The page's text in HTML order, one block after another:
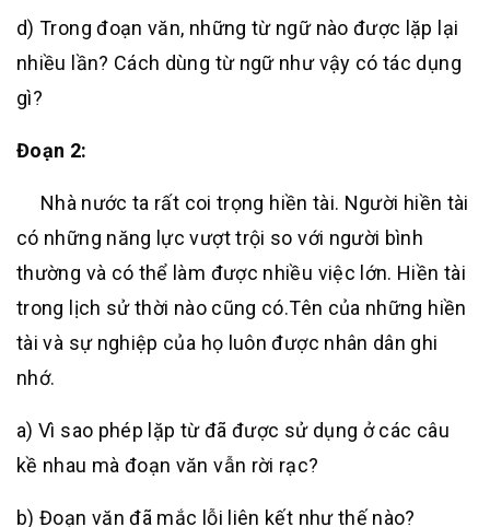
d) Trong đoạn văn, những từ ngữ nào được lặp lại
nhiều lần? Cách dùng từ ngữ như vậy có tác dụng
gì?
Đoạn 2:
Nhà nước ta rất coi trọng hiền tài. Người hiền tài
có những năng lực vượt trội so với người bình
thường và có thể làm được nhiều việc lớn. Hiền tài
trong lịch sử thời nào cũng có.Tên của những hiền
tài và sự nghiệp của họ luôn được nhân dân ghi
nhớ.
a) Vì sao phép lặp từ đã được sử dụng ở các câu
kề nhau mà đoạn văn vẫn rời rạc?
b) Đoạn văn đã mắc lỗi liên kết như thế nào?